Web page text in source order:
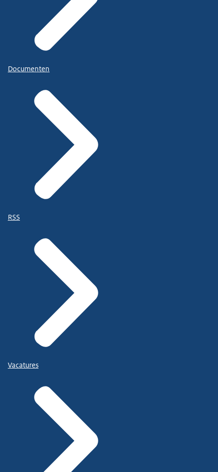
Documenten
RSS
Vacatures